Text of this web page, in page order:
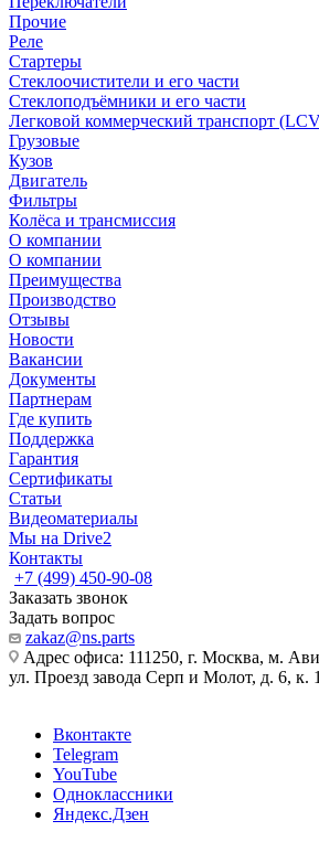
Прочие
Реле
Стартеры
Стеклоочистители и его части
Стеклоподъёмники и его части
Легковой коммерческий транспорт
Грузовые
Кузов
Двигатель
Фильтры
Колёса и трансмиссия
О компании
О компании
Преимущества
Производство
Отзывы
Новости
Вакансии
Документы
Партнерам
Где купить
Поддержка
Гарантия
Сертификаты
Статьи
Видеоматериалы
Мы на Drive2
Контакты
+7 (499) 450-90-08
Заказать звонок
Задать вопрос
zakaz@ns.parts
Адрес офиса: 111250, г. Москва, м.
ул. Проезд завода Серп и Молот, д. 6, к. 1
Вконтакте
Telegram
YouTube
Одноклассники
Яндекс.Дзен